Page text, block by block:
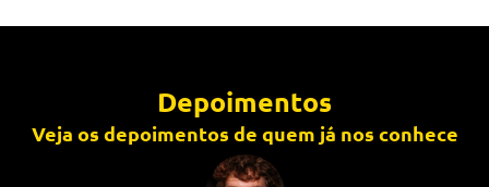
Depoimentos
Veja os depoimentos de quem já nos conhece